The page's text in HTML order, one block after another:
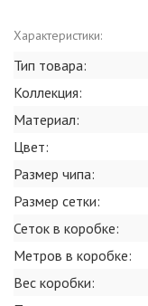
Характеристики:
Тип товара:
Коллекция:
Материал:
Цвет:
Размер чипа:
Размер сетки:
Сеток в коробке:
Метров в коробке:
Вес коробки: